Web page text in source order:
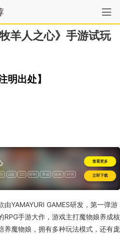
羊人之心》手游试玩
明出处】
Q版 2D 即时 养成 休闲
经营
查看更多
立即下载
由YAMAYURI GAMES研发，第一弹游
RPG手游大作，游戏主打魔物娘养成核
养魔物娘，拥有多种玩法模式，还有庞